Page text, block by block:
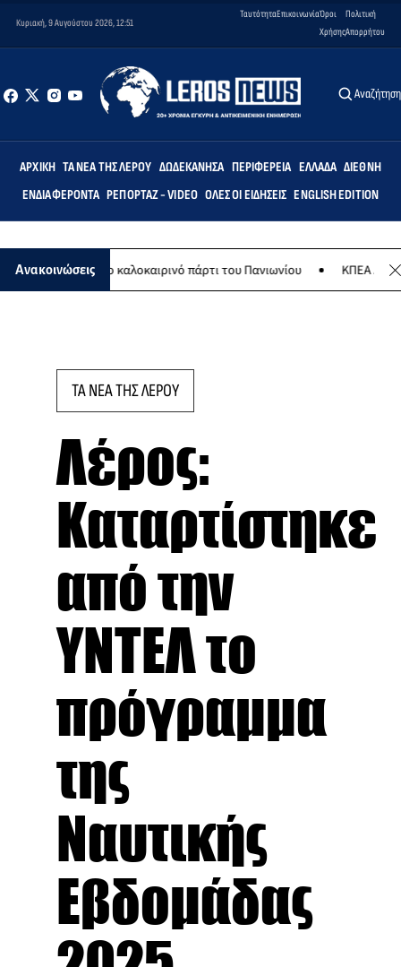
Κυριακή, 9 Αυγούστου 2026, 12:51
ΤαυτότηταΕπικοινωνίαΌροι
Χρήσης
Πολιτική
Απορρήτου
Αναζήτηση
ΑΡΧΙΚΉ ΤΑ ΝΈΑ ΤΗΣ ΛΈΡΟΥ ΔΩΔΕΚΆΝΗΣΑ ΠΕΡΙΦΈΡΕΙΑ ΕΛΛΆΔΑ ΔΙΕΘΝΉ
ΕΝΔΙΑΦΈΡΟΝΤΑ ΡΕΠΟΡΤΆΖ - VIDEO ΌΛΕΣ ΟΙ ΕΙΔΉΣΕΙΣ ENGLISH EDITION
Ανακοινώσεις
Αυγούστου το καλοκαιρινό πάρτι του Πανιωνίου ΚΠΕΑ
ΤΑ ΝΕΑ ΤΗΣ ΛΕΡΟΥ
Λέρος:
Καταρτίστηκε
από την
ΥΝΤΕΛ το
πρόγραμμα
της
Ναυτικής
Εβδομάδας